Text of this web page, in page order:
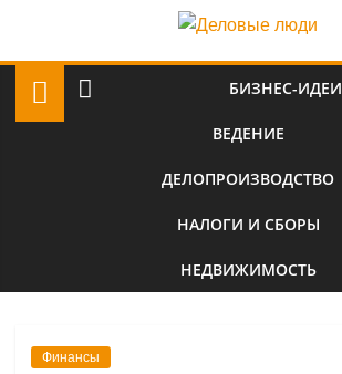
БИЗНЕС-ИДЕИ
ВЕДЕНИЕ
ДЕЛОПРОИЗВОДСТВО
НАЛОГИ И СБОРЫ
НЕДВИЖИМОСТЬ
Финансы